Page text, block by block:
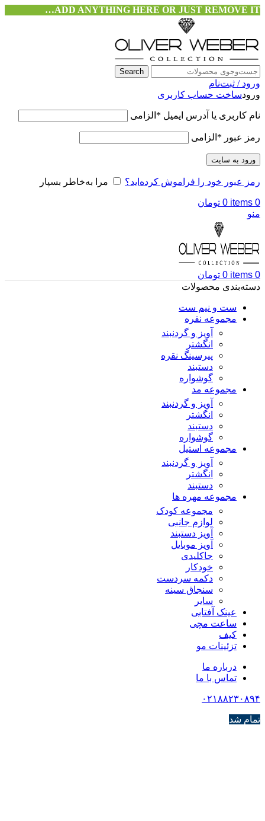
ADD ANYTHING HERE OR JUST REMOVE IT…
Search
ورود / ثبت‌نام
ورودساخت حساب کاربری
نام کاربری یا آدرس ایمیل * الزامی
رمز عبور * الزامی
ورود به سایت
رمز عبور خود را فراموش کرده‌اید؟ مرا به‌خاطر بسپار
0
items
0 تومان
منو
0
items
0 تومان
دسته‌بندی محصولات
ست و نیم ست
مجموعه نقره
آویز و گردنبند
انگشتر
پیرسینگ نقره
دستبند
گوشواره
مجموعه مد
آویز و گردنبند
انگشتر
دستبند
گوشواره
مجموعه استیل
آویز و گردنبند
انگشتر
دستبند
مجموعه مهره ها
مجموعه کودک
لوازم جانبی
آویز دستبند
آویز موبایل
جاکلیدی
خودکار
دکمه سردست
سنجاق سینه
سایر
عینک آفتابی
ساعت مچی
کیف
تزئینات مو
درباره ما
تماس با ما
۰۲۱۸۸۲۳۰۸۹۴
تمام شد